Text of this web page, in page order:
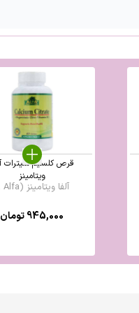
قرص کلسیم سیترات
ویتامینز
آلفا ویتامینز (Alfa ...
945,000تومان